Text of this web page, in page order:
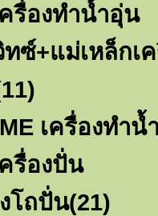
รื่องทำน้ำอุ่น
ซ์+แม่เหล็กเ
เครื่องทำน้
รื่องปั่น
โถปั่น(21)